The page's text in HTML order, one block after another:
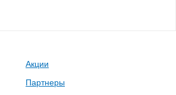
Акции
Партнеры